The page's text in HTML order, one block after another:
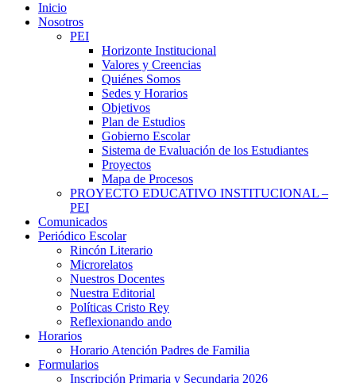
Inicio
Nosotros
PEI
Horizonte Institucional
Valores y Creencias
Quiénes Somos
Sedes y Horarios
Objetivos
Plan de Estudios
Gobierno Escolar
Sistema de Evaluación de los Estudiantes
Proyectos
Mapa de Procesos
PROYECTO EDUCATIVO INSTITUCIONAL –
PEI
Comunicados
Periódico Escolar
Rincón Literario
Microrelatos
Nuestros Docentes
Nuestra Editorial
Políticas Cristo Rey
Reflexionando ando
Horarios
Horario Atención Padres de Familia
Formularios
Inscripción Primaria y Secundaria 2026